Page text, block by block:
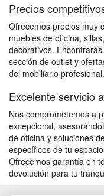
Precios
Ofrecemos precios muy
muebles de oficina,
decorativos.
sección de outlet y
del mobiliario profesional.
Excelente servicio
Nos comprometemos a
excepcional,
de oficina y soluciones
específicos de tu
Ofrecemos garantía en
devolución para tu